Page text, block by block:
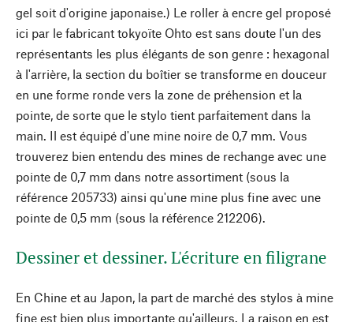
gel soit d'origine japonaise.) Le roller à encre gel proposé
ici par le fabricant tokyoïte Ohto est sans doute l'un des
représentants les plus élégants de son genre : hexagonal
à l'arrière, la section du boîtier se transforme en douceur
en une forme ronde vers la zone de préhension et la
pointe, de sorte que le stylo tient parfaitement dans la
main. Il est équipé d'une mine noire de 0,7 mm. Vous
trouverez bien entendu des mines de rechange avec une
pointe de 0,7 mm dans notre assortiment (sous la
référence 205733) ainsi qu'une mine plus fine avec une
pointe de 0,5 mm (sous la référence 212206).
Dessiner et dessiner. L'écriture en filigrane
En Chine et au Japon, la part de marché des stylos à mine
fine est bien plus importante qu'ailleurs. La raison en est